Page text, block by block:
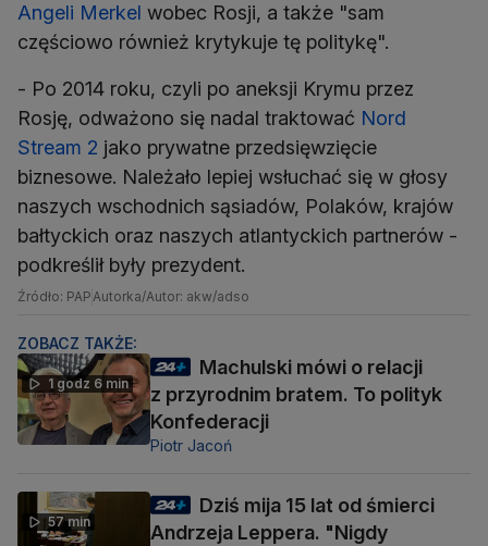
Angeli Merkel wobec Rosji, a także "sam
częściowo również krytykuje tę politykę".
- Po 2014 roku, czyli po aneksji Krymu przez
Rosję, odważono się nadal traktować Nord
Stream 2 jako prywatne przedsięwzięcie
biznesowe. Należało lepiej wsłuchać się w głosy
naszych wschodnich sąsiadów, Polaków, krajów
bałtyckich oraz naszych atlantyckich partnerów -
podkreślił były prezydent.
Źródło: PAPAutorka/Autor: akw/adso
ZOBACZ TAKŻE:
1 godz 6 min
Machulski mówi o relacji
z przyrodnim bratem. To polityk
Konfederacji
Piotr Jacoń
57 min
Dziś mija 15 lat od śmierci
Andrzeja Leppera. "Nigdy